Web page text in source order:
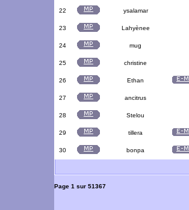
22 ysalamar
23 Lahyènee
24 mug
25 christine
26 Ethan
27 ancitrus
28 Stelou
29 tillera
30 bonpa
Page 1 sur 51367